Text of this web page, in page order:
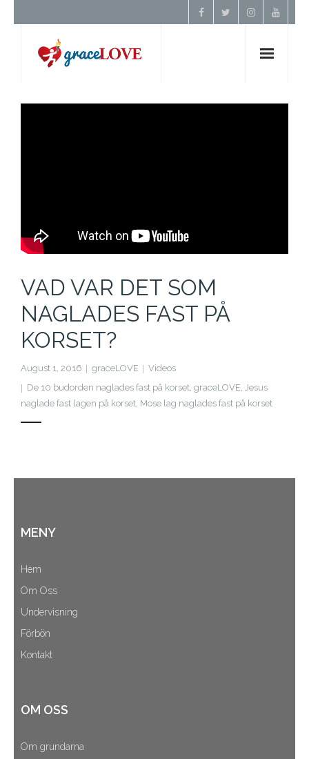
Hem
Kontakt
Donera
Cart (0Items)
VAD VAR DET SOM
NAGLADES FAST PÅ
KORSET?
August 1, 2016 graceLOVE
Videos
De 10 budorden naglades fast på korset, graceLOVE, Jesus
naglade fast lagen på korset, Mose lag naglades fast på korset
MENY
Hem
Om Oss
Undervisning
Förbön
Kontakt
OM OSS
Om grundarna